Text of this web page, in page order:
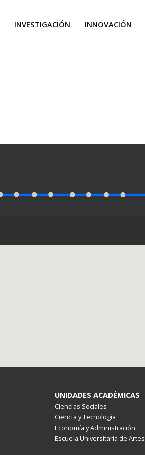
INVESTIGACIÓN INNOVACIÓN
UNIDADES ACADÉMICAS
Ciencias Sociales
Ciencia y Tecnología
Economía y Administración
Escuela Universitaria de Artes